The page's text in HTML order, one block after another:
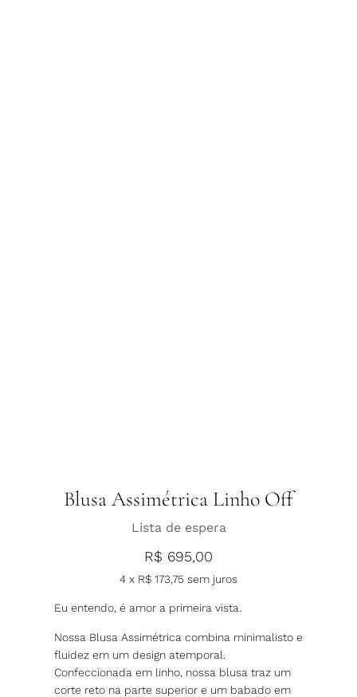
Blusa Assimétrica Linho Off
Lista de espera
R$ 695,00
4 x R$ 173,75 sem juros
Eu entendo, é amor a primeira vista.
Nossa Blusa Assimétrica combina minimalisto e
fluidez em um design atemporal.
Confeccionada em linho, nossa blusa traz um
corte reto na parte superior e um babado em